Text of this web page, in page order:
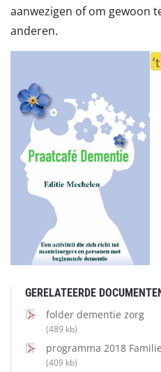
aanwezigen of om gewoon
anderen.
GERELATEERDE
folder dementie zorg
(489 kb)
programma 2018
(409 kb)